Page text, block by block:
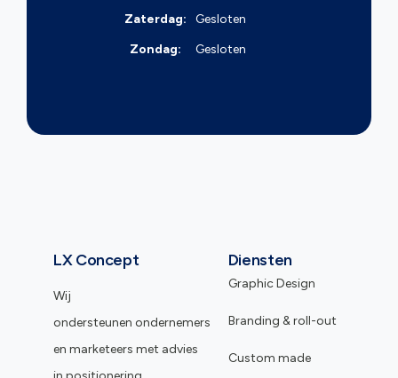
Zaterdag:
Gesloten
Zondag:
Gesloten
LX Concept
Wij
ondersteunen ondernemers
en marketeers met advies
Diensten
Graphic Design
Branding & roll-out
Custom made